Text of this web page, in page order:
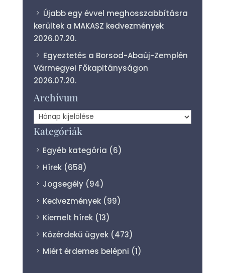
Újabb egy évvel meghosszabbításra
kerültek a MAKASZ kedvezmények
2026.07.20.
Egyeztetés a Borsod-Abaúj-Zemplén
Vármegyei Főkapitányságon
2026.07.20.
Archívum
Archívum
Kategóriák
Egyéb kategória (6)
Hírek (658)
Jogsegély (94)
Kedvezmények (99)
Kiemelt hírek (13)
Közérdekű ügyek (473)
Miért érdemes belépni (1)